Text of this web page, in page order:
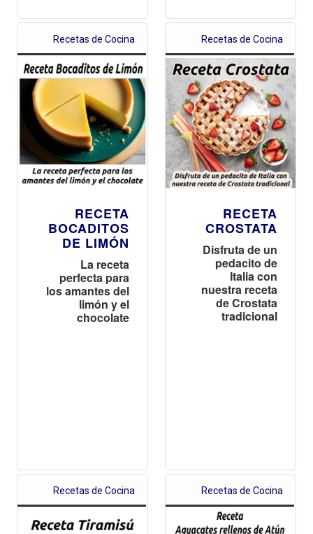
Recetas de Cocina
RECETA
BOCADITOS
DE LIMÓN
La receta
perfecta para
los amantes del
limón y el
chocolate
Recetas de Cocina
RECETA
CROSTATA
Disfruta de un
pedacito de
Italia con
nuestra receta
de Crostata
tradicional
Recetas de Cocina Recetas de Cocina